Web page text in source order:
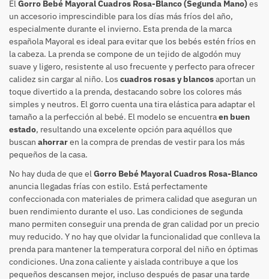
ElGorro Bebé Mayoral Cuadros Rosa-Blanco (Segunda Mano)es
un accesorio imprescindible para los días más fríos del año,
especialmente durante el invierno. Esta prenda de la marca
española Mayoral es ideal para evitar que los bebés estén fríos en
la cabeza. La prenda se compone de un tejido de algodón muy
suave y ligero, resistente al uso frecuente y perfecto para ofrecer
calidez sin cargar al niño. Los cuadros rosas y blancosaportan un
toque divertido a la prenda, destacando sobre los colores más
simples y neutros. El gorro cuenta una tira elástica para adaptar el
tamaño a la perfección al bebé. El modelo se encuentraen buen
estado, resultando una excelente opción para aquéllos que
buscan ahorraren la compra de prendas de vestir para los más
pequeños de la casa.
No hay duda de que elGorro Bebé Mayoral Cuadros Rosa-Blanco
anuncia llegadas frías con estilo. Está perfectamente
confeccionada con materiales de primera calidad que aseguran un
buen rendimiento durante el uso. Las condiciones de segunda
mano permiten conseguir una prenda de gran calidad por un precio
muy reducido. Y no hay que olvidar la funcionalidad que conlleva la
prenda para mantener la temperatura corporal del niño en óptimas
condiciones. Una zona caliente y aislada contribuye a que los
pequeños descansen mejor, incluso después de pasar una tarde